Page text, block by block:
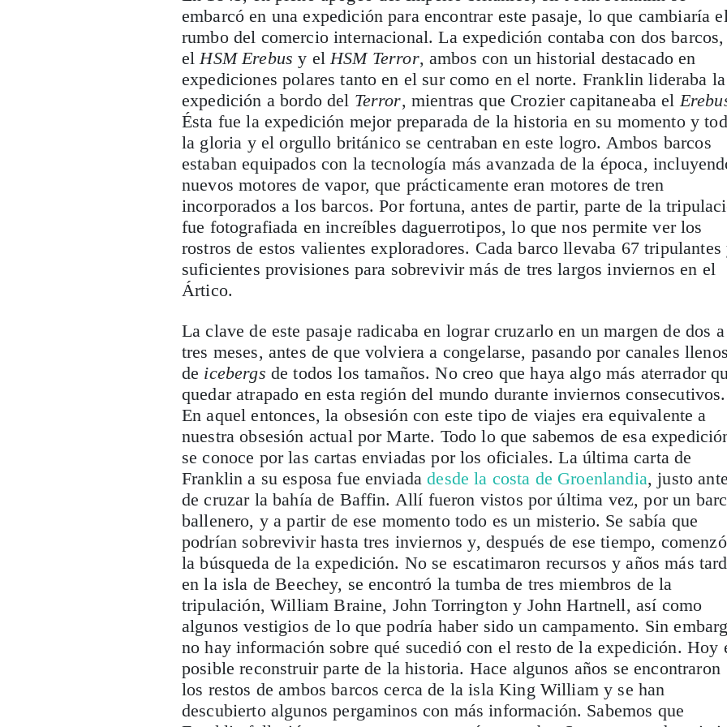
embarcó en una expedición para encontrar este pasaje, lo que cambiaría
rumbo del comercio internacional. La expedición contaba con dos barcos,
elHSM Erebusy elHSM Terror, ambos con un historial destacado en
expediciones polares tanto en el sur como en el norte. Franklin lideraba la
expedición a bordo del Terror, mientras que Crozier capitaneaba el
Ésta fue la expedición mejor preparada de la historia en su momento y
la gloria y el orgullo británico se centraban en este logro. Ambos barcos
estaban equipados con la tecnología más avanzada de la época,
nuevos motores de vapor, que prácticamente eran motores de tren
incorporados a los barcos. Por fortuna, antes de partir, parte de la
fue fotografiada en increíbles daguerrotipos, lo que nos permite ver los
rostros de estos valientes exploradores. Cada barco llevaba 67 tripulantes
suficientes provisiones para sobrevivir más de tres largos inviernos en el
Ártico.
La clave de este pasaje radicaba en lograr cruzarlo en un margen de dos a
tres meses, antes de que volviera a congelarse, pasando por canales llenos
de icebergs de todos los tamaños. No creo que haya algo más aterrador
quedar atrapado en esta región del mundo durante inviernos consecutivos.
En aquel entonces, la obsesión con este tipo de viajes era equivalente a
nuestra obsesión actual por Marte. Todo lo que sabemos de esa
se conoce por las cartas enviadas por los oficiales. La última carta de
Franklin a su esposa fue enviadadesde la costa de Groenlandia, justo
de cruzar la bahía de Baffin. Allí fueron vistos por última vez, por un
ballenero, y a partir de ese momento todo es un misterio. Se sabía que
podrían sobrevivir hasta tres inviernos y, después de ese tiempo, comenzó
la búsqueda de la expedición. No se escatimaron recursos y años más
en la isla de Beechey, se encontró la tumba de tres miembros de la
tripulación, William Braine, John Torrington y John Hartnell, así como
algunos vestigios de lo que podría haber sido un campamento. Sin
no hay información sobre qué sucedió con el resto de la expedición. Hoy
posible reconstruir parte de la historia. Hace algunos años se encontraron
los restos de ambos barcos cerca de la isla King William y se han
descubierto algunos pergaminos con más información. Sabemos que